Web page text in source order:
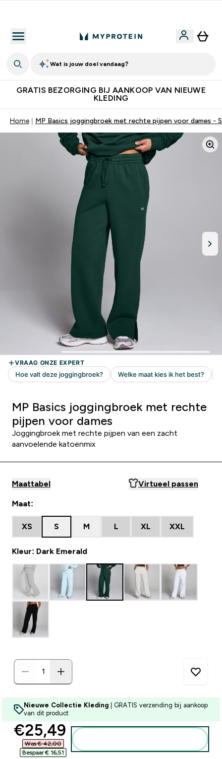
Wat is jouw doel vandaag?
GRATIS BEZORGING BIJ AANKOOP VAN NIEUWE
KLEDING
Home MP Basics joggingbroek met rechte pijpen voor dames -
MP Basics joggingbroek met rechte
pijpen voor dames
Joggingbroek met rechte pijpen van een zacht
aanvoelende katoenmix
Maattabel Virtueel passen
Maat:
XS S M L XL XXL
Kleur: Dark Emerald
Nieuwe Collectie Kleding | GRATIS verzending bij aankoop
van dit product
discounted price
€25,49‎
Was € 42,00‎
Bespaar € 16,51‎